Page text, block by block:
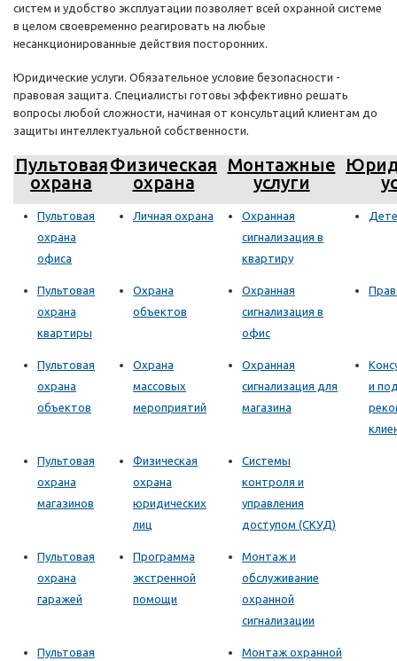
систем и удобство эксплуатации позволяет всей охранной системе
в целом своевременно реагировать на любые
несанкционированные действия посторонних.
Юридические услуги. Обязательное условие безопасности -
правовая защита. Специалисты готовы эффективно решать
вопросы любой сложности, начиная от консультаций клиентам до
защиты интеллектуальной собственности.
Пультовая
охрана
Физическая
охрана
Монтажные
услуги
Пультовая
охрана
офиса
Личная охрана
Охранная
сигнализация в
квартиру
Пультовая
охрана
квартиры
Охрана
объектов
Охранная
сигнализация в
офис
Пультовая
охрана
объектов
Охрана
массовых
мероприятий
Охранная
сигнализация для
магазина
и
Пультовая
охрана
магазинов
Физическая
охрана
юридических
лиц
Системы
контроля и
управления
доступом (СКУД)
Пультовая
охрана
гаражей
Программа
экстренной
помощи
Монтаж и
обслуживание
охранной
сигнализации
Пультовая Монтаж охранной